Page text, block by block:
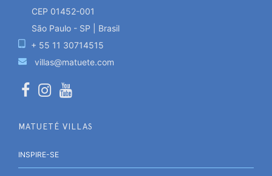
CEP 01452-001
São Paulo - SP | Brasil
+ 55 11 30714515
villas@matuete.com
MATUETÉ VILLAS
INSPIRE-SE